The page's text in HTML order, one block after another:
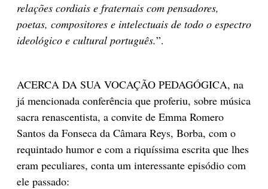
relações cordiais e fraternais com pensadores,
poetas, compo­sitores e intelectuais de todo o espectro
ideológico e cultural português.”.
ACERCA DA SUA VOCAÇÃO PEDAGÓGICA, na
já mencionada conferência que proferiu, sobre música
sacra renascentista, a convite de Emma Romero
Santos da Fonseca da Câmara Reys, Borba, com o
requintado humor e com a riquíssima escrita que lhes
eram peculiares, conta um interessante episódio com
ele passado: